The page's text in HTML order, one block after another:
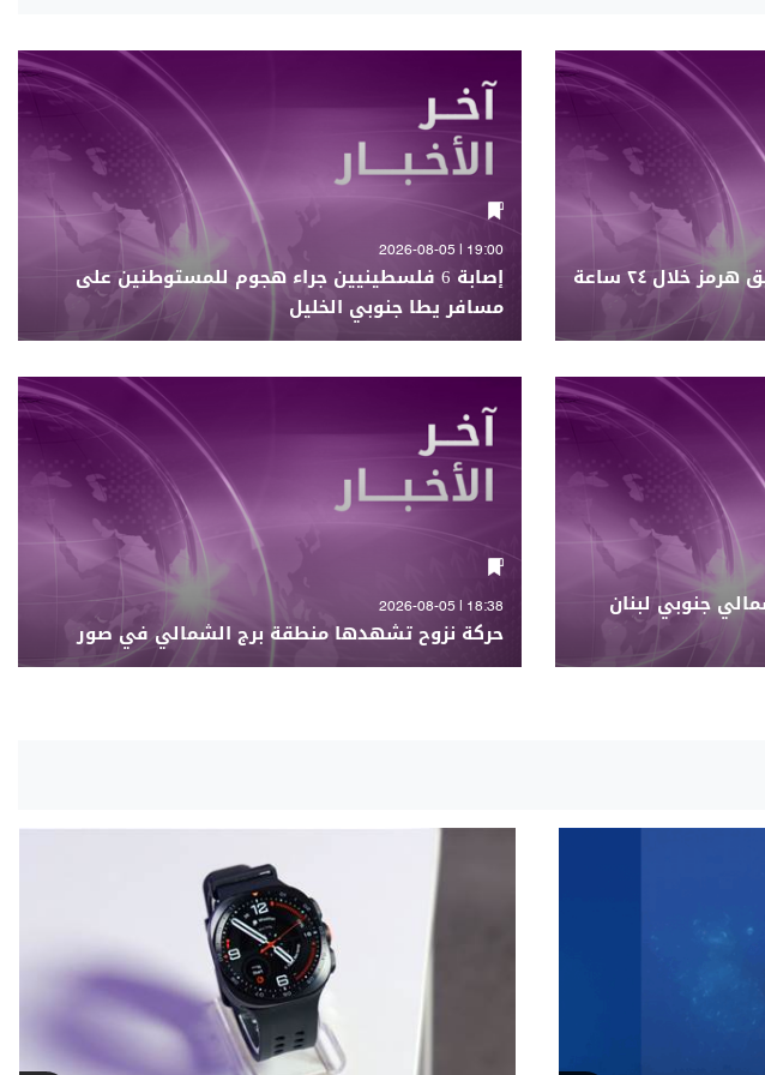
بيانات ملاحية: ١٠ سفن عبرت مضيق هرمز خلال ٢٤ ساعة
19:00 | 2026-08-05
إصابة 6 فلسطينيين جراء هجوم للمستوطنين على
مسافر يطا جنوبي الخليل
جنوبي لبنان
18:38 | 2026-08-05
حركة نزوح تشهدها منطقة برج الشمالي في صور